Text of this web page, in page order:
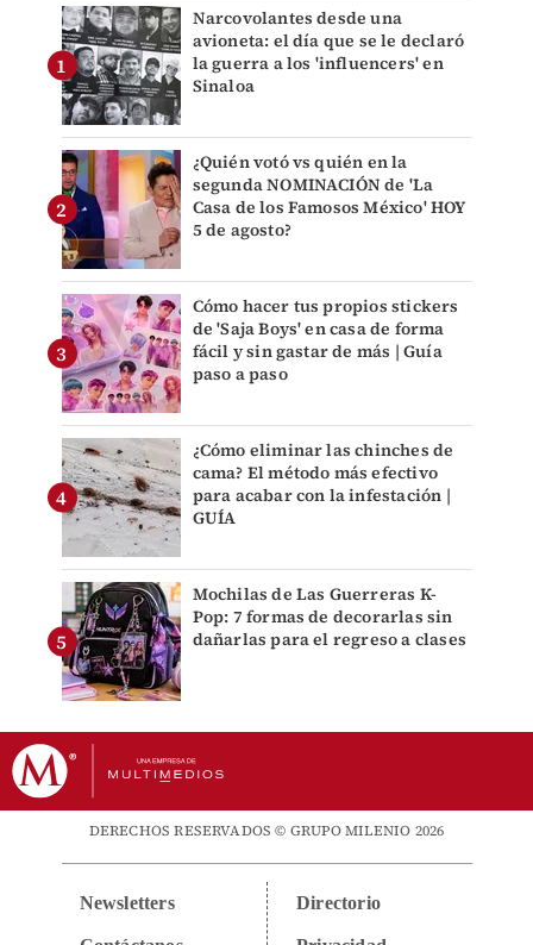
Narcovolantes desde una
avioneta: el día que se le declaró
la guerra a los 'influencers' en
Sinaloa
¿Quién votó vs quién en la
segunda NOMINACIÓN de 'La
Casa de los Famosos México' HOY
5 de agosto?
Cómo hacer tus propios stickers
de 'Saja Boys' en casa de forma
fácil y sin gastar de más | Guía
paso a paso
¿Cómo eliminar las chinches de
cama? El método más efectivo
para acabar con la infestación |
GUÍA
Mochilas de Las Guerreras K-
Pop: 7 formas de decorarlas sin
dañarlas para el regreso a clases
DERECHOS RESERVADOS © GRUPO MILENIO 2026
Newsletters Directorio